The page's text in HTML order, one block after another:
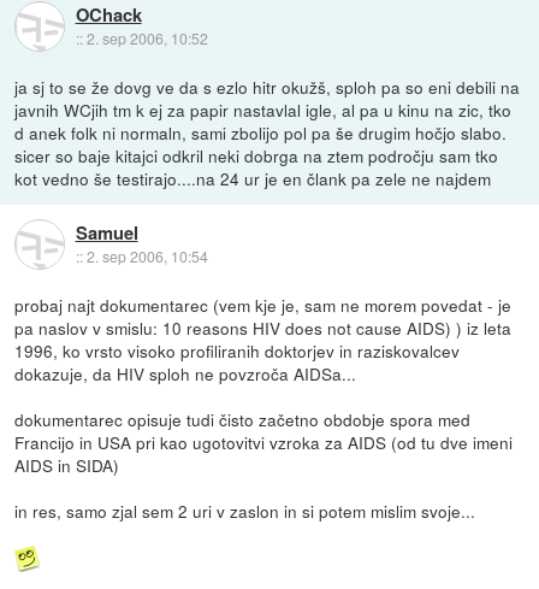
OChack
::2. sep 2006, 10:52
ja sj to se že dovg ve da s ezlo hitr okužš, sploh pa so eni debili na
javnih WCjih tm k ej za papir nastavlal igle, al pa u kinu na zic, tko
d anek folk ni normaln, sami zbolijo pol pa še drugim hočjo slabo.
sicer so baje kitajci odkril neki dobrga na ztem področju sam tko
kot vedno še testirajo....na 24 ur je en člank pa zele ne najdem
Samuel
::2. sep 2006, 10:54
probaj najt dokumentarec (vem kje je, sam ne morem povedat - je
pa naslov v smislu: 10 reasons HIV does not cause AIDS) ) iz leta
1996, ko vrsto visoko profiliranih doktorjev in raziskovalcev
dokazuje, da HIV sploh ne povzroča AIDSa...
dokumentarec opisuje tudi čisto začetno obdobje spora med
Francijo in USA pri kao ugotovitvi vzroka za AIDS (od tu dve imeni
AIDS in SIDA)
in res, samo zjal sem 2 uri v zaslon in si potem mislim svoje...